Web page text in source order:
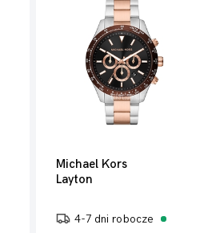
Michael Kors
Layton
4-7 dni robocze